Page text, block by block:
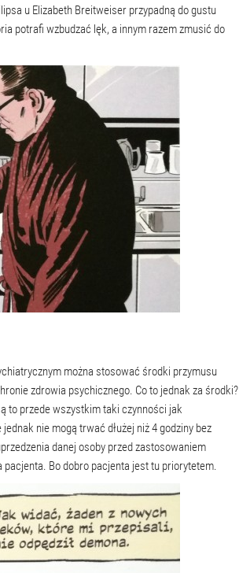
u Elizabeth Breitweiser przypadną do gustu
potrafi wzbudzać lęk, a innym razem zmusić do
można stosować środki przymusu
zdrowia psychicznego. Co to jednak za środki?
to przede wszystkim taki czynności jak
nie mogą trwać dłużej niż 4 godziny bez
danej osoby przed zastosowaniem
Bo dobro pacjenta jest tu priorytetem.